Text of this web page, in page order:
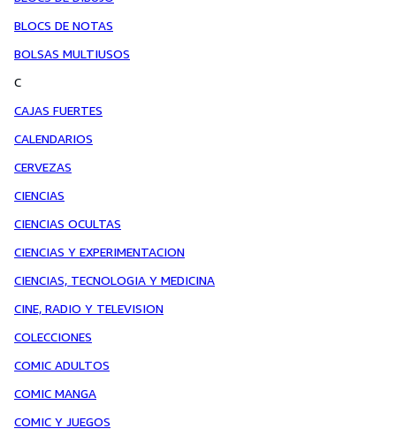
BLOCS DE NOTAS
BOLSAS MULTIUSOS
C
CAJAS FUERTES
CALENDARIOS
CERVEZAS
CIENCIAS
CIENCIAS OCULTAS
CIENCIAS Y EXPERIMENTACION
CIENCIAS, TECNOLOGIA Y MEDICINA
CINE, RADIO Y TELEVISION
COLECCIONES
COMIC ADULTOS
COMIC MANGA
COMIC Y JUEGOS